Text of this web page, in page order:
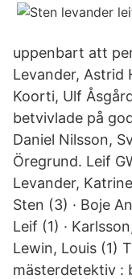
uppenbart att
Levander, Astrid
Koorti, Ulf
betvivlade på
Daniel Nilsson,
Öregrund. Leif
Levander,
Sten (3) · Boje
Leif (1) ·
Lewin, Louis (1)
mästerdetektiv :